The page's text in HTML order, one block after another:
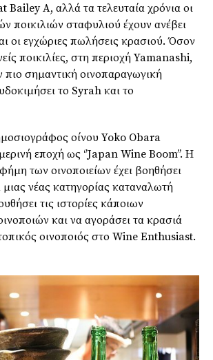
Bailey A, αλλά τα τελευταία χρόνια οι
ποικιλιών σταφυλιού έχουν ανέβει
οι εγχώριες πωλήσεις κρασιού. Όσον
ποικιλίες, στη περιοχή Yamanashi,
πιο σημαντική οινοπαραγωγική
το Syrah και το
οίνου Yoko Obara
εποχή ως ‘’Japan Wine Boom’’. Η
των οινοποιείων έχει βοηθήσει
νέας κατηγορίας καταναλωτή
τις ιστορίες κάποιων
και να αγοράσει τα κρασιά
τοπικός οινοποιός στο Wine Enthusiast.